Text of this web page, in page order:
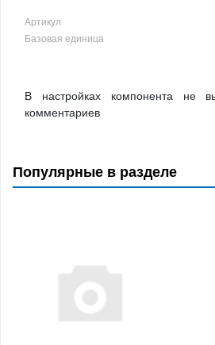
Артикул
Базовая единица
В настройках компонента не
комментариев
Популярные в разделе